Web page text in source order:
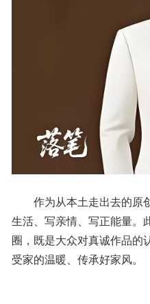
作为从本土走出去的原
生活、写亲情、写正能量。
圈，既是大众对真诚作品的
受家的温暖、传承好家风。